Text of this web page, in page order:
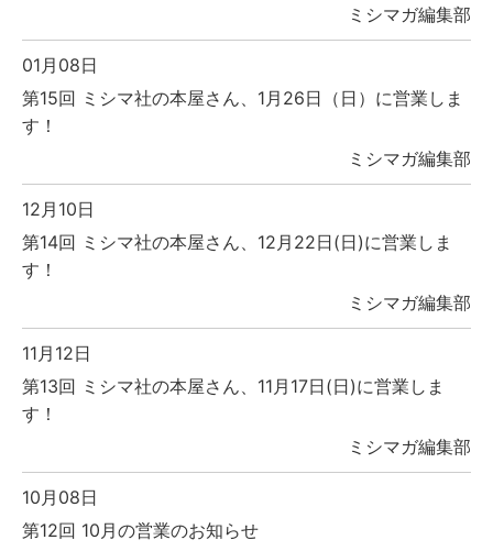
ミシマガ編集部
01月08日
第15回 ミシマ社の本屋さん、1月26日（日）に営業しま
す！
ミシマガ編集部
12月10日
第14回 ミシマ社の本屋さん、12月22日(日)に営業しま
す！
ミシマガ編集部
11月12日
第13回 ミシマ社の本屋さん、11月17日(日)に営業しま
す！
ミシマガ編集部
10月08日
第12回 10月の営業のお知らせ